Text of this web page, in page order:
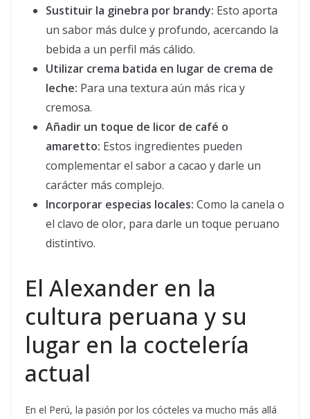
Sustituir la ginebra por brandy: Esto aporta
un sabor más dulce y profundo, acercando la
bebida a un perfil más cálido.
Utilizar crema batida en lugar de crema de
leche: Para una textura aún más rica y
cremosa.
Añadir un toque de licor de café o
amaretto: Estos ingredientes pueden
complementar el sabor a cacao y darle un
carácter más complejo.
Incorporar especias locales: Como la canela o
el clavo de olor, para darle un toque peruano
distintivo.
El Alexander en la
cultura peruana y su
lugar en la coctelería
actual
En el Perú, la pasión por los cócteles va mucho más allá